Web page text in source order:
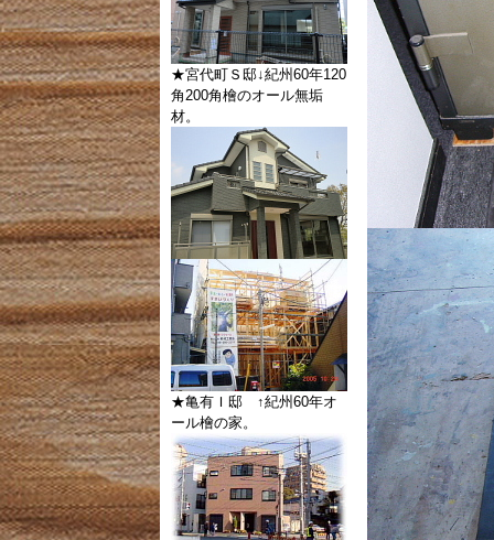
★宮代町Ｓ邸↓紀州60年120
角200角檜のオール無垢
材。
★亀有Ｉ邸 ↑紀州60年オ
ール檜の家。